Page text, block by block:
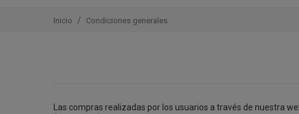
Inicio Condiciones generales
Las compras realizadas por los usuarios a través de nuestra